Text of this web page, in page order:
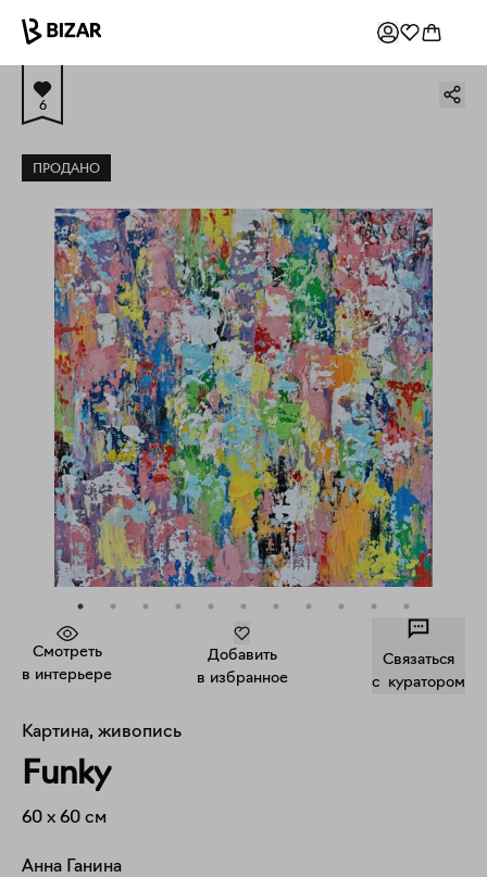
6
ПРОДАНО
Смотреть
в интерьере
Добавить
в избранное
Связаться
c куратором
Картина, живопись
Funky
60 x 60 см
Анна Ганина